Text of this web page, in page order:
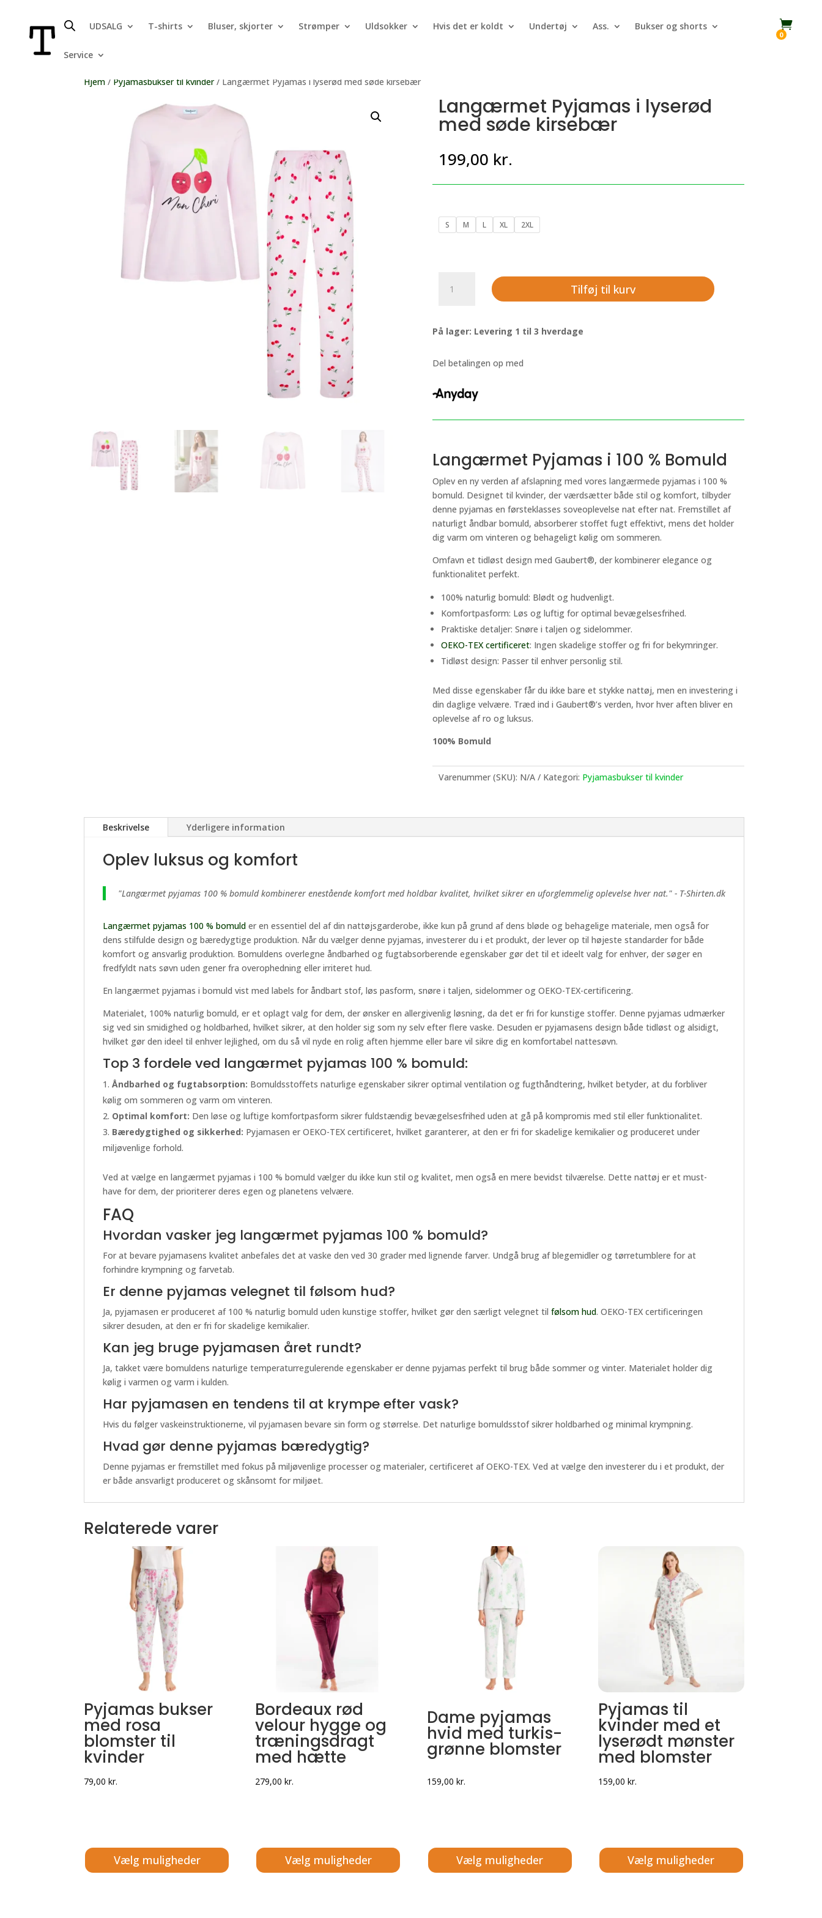
UDSALG T-shirts Bluser, skjorter Strømper Uldsokker Hvis det er koldt Undertøj Ass. Bukser og shorts
Service

0
Hjem / Pyjamasbukser til kvinder/ Langærmet Pyjamas i lyserød med søde kirsebær
Langærmet Pyjamas i lyserød
med søde kirsebær
199,00 kr.
S M L XL 2XL
Pyjamas
med
kirsebær
Tilføj til kurv
På lager: Levering 1 til 3 hverdage
Del betalingen op med
Langærmet Pyjamas i 100 % Bomuld
Oplev en ny verden af afslapning med vores langærmede pyjamas i 100 %
bomuld. Designet til kvinder, der værdsætter både stil og komfort, tilbyder
denne pyjamas en førsteklasses soveoplevelse nat efter nat. Fremstillet af
naturligt åndbar bomuld, absorberer stoffet fugt effektivt, mens det holder
dig varm om vinteren og behageligt kølig om sommeren.
Omfavn et tidløst design med Gaubert®, der kombinerer elegance og
funktionalitet perfekt.
100% naturlig bomuld: Blødt og hudvenligt.
Komfortpasform: Løs og luftig for optimal bevægelsesfrihed.
Praktiske detaljer: Snøre i taljen og sidelommer.
OEKO-TEX certificeret: Ingen skadelige stoffer og fri for bekymringer.
Tidløst design: Passer til enhver personlig stil.
Med disse egenskaber får du ikke bare et stykke nattøj, men en investering i
din daglige velvære. Træd ind i Gaubert®’s verden, hvor hver aften bliver en
oplevelse af ro og luksus.
100% Bomuld
Varenummer (SKU): N/A Kategori: Pyjamasbukser til kvinder
Beskrivelse Yderligere information
Oplev luksus og komfort
"Langærmet pyjamas 100 % bomuld kombinerer enestående komfort med holdbar kvalitet, hvilket sikrer en uforglemmelig oplevelse hver nat." - T-Shirten.dk
Langærmet pyjamas 100 % bomuld er en essentiel del af din nattøjsgarderobe, ikke kun på grund af dens bløde og behagelige materiale, men også for
dens stilfulde design og bæredygtige produktion. Når du vælger denne pyjamas, investerer du i et produkt, der lever op til højeste standarder for både
komfort og ansvarlig produktion. Bomuldens overlegne åndbarhed og fugtabsorberende egenskaber gør det til et ideelt valg for enhver, der søger en
fredfyldt nats søvn uden gener fra overophedning eller irriteret hud.
En langærmet pyjamas i bomuld vist med labels for åndbart stof, løs pasform, snøre i taljen, sidelommer og OEKO-TEX-certificering.
Materialet, 100% naturlig bomuld, er et oplagt valg for dem, der ønsker en allergivenlig løsning, da det er fri for kunstige stoffer. Denne pyjamas udmærker
sig ved sin smidighed og holdbarhed, hvilket sikrer, at den holder sig som ny selv efter flere vaske. Desuden er pyjamasens design både tidløst og alsidigt,
hvilket gør den ideel til enhver lejlighed, om du så vil nyde en rolig aften hjemme eller bare vil sikre dig en komfortabel nattesøvn.
Top 3 fordele ved langærmet pyjamas 100 % bomuld:
Åndbarhed og fugtabsorption: Bomuldsstoffets naturlige egenskaber sikrer optimal ventilation og fugthåndtering, hvilket betyder, at du forbliver
kølig om sommeren og varm om vinteren.
Optimal komfort: Den løse og luftige komfortpasform sikrer fuldstændig bevægelsesfrihed uden at gå på kompromis med stil eller funktionalitet.
Bæredygtighed og sikkerhed: Pyjamasen er OEKO-TEX certificeret, hvilket garanterer, at den er fri for skadelige kemikalier og produceret under
miljøvenlige forhold.
Ved at vælge en langærmet pyjamas i 100 % bomuld vælger du ikke kun stil og kvalitet, men også en mere bevidst tilværelse. Dette nattøj er et must-
have for dem, der prioriterer deres egen og planetens velvære.
FAQ
Hvordan vasker jeg langærmet pyjamas 100 % bomuld?
For at bevare pyjamasens kvalitet anbefales det at vaske den ved 30 grader med lignende farver. Undgå brug af blegemidler og tørretumblere for at
forhindre krympning og farvetab.
Er denne pyjamas velegnet til følsom hud?
Ja, pyjamasen er produceret af 100 % naturlig bomuld uden kunstige stoffer, hvilket gør den særligt velegnet til følsom hud. OEKO-TEX certificeringen
sikrer desuden, at den er fri for skadelige kemikalier.
Kan jeg bruge pyjamasen året rundt?
Ja, takket være bomuldens naturlige temperaturregulerende egenskaber er denne pyjamas perfekt til brug både sommer og vinter. Materialet holder dig
kølig i varmen og varm i kulden.
Har pyjamasen en tendens til at krympe efter vask?
Hvis du følger vaskeinstruktionerne, vil pyjamasen bevare sin form og størrelse. Det naturlige bomuldsstof sikrer holdbarhed og minimal krympning.
Hvad gør denne pyjamas bæredygtig?
Denne pyjamas er fremstillet med fokus på miljøvenlige processer og materialer, certificeret af OEKO-TEX. Ved at vælge den investerer du i et produkt, der
er både ansvarligt produceret og skånsomt for miljøet.
Relaterede varer
Pyjamas bukser
med rosa
blomster til
kvinder
79,00 kr.
Vælg muligheder
Bordeaux rød
velour hygge og
træningsdragt
med hætte
279,00kr.
Vælg muligheder
Dame pyjamas
hvid med turkis-
grønne blomster
159,00 kr.
Vælg muligheder
Pyjamas til
kvinder med et
lyserødt mønster
med blomster
159,00 kr.
Vælg muligheder